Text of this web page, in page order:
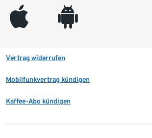
appleinc android
Vertrag widerrufen
Mobilfunkvertrag kündigen
Kaffee-Abo kündigen